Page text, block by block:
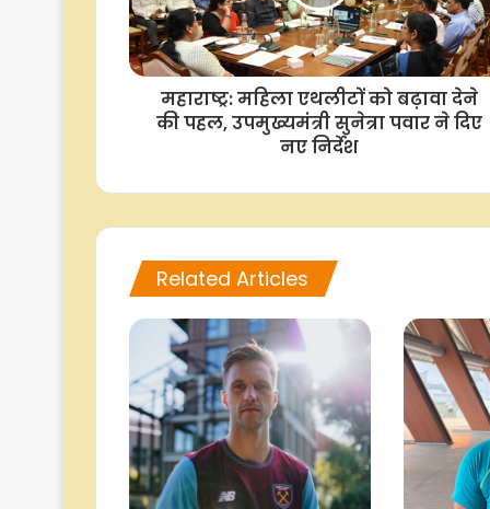
महाराष्ट्र: महिला एथलीटों को बढ़ावा देने
की पहल, उपमुख्यमंत्री सुनेत्रा पवार ने दिए
नए निर्देश
Related Articles